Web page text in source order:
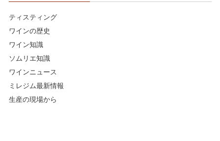
ティスティング
ワインの歴史
ワイン知識
ソムリエ知識
ワインニュース
ミレジム最新情報
生産の現場から